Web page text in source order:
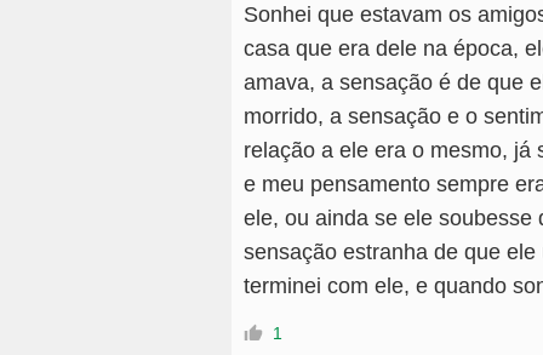
Sonhei que estavam os
casa que era dele na época,
amava, a sensação é de que
morrido, a sensação e o
relação a ele era o mesmo, já
e meu pensamento sempre
ele, ou ainda se ele soubesse
sensação estranha de que
terminei com ele, e quando
1